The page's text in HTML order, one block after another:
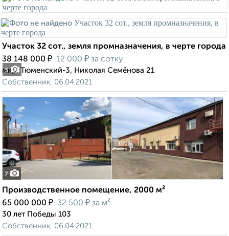
3
Участок 32 сот., земля промназначения, в черте города
38 148 000 ₽ 12 000 ₽ за сотку
мкр. Тюменский-3, Николая Семёнова 21
Собственник, 06.04.2021
7
Производственное помещение, 2000 м²
65 000 000 ₽ 32 500 ₽ за м²
30 лет Победы 103
Собственник, 06.04.2021